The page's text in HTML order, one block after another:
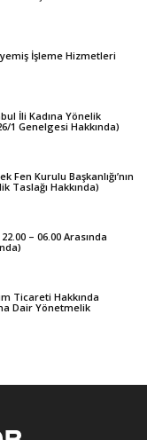
İşleme Hizmetleri
İli Kadına Yönelik
1 Genelgesi Hakkında)
Fen Kurulu Başkanlığı’nın
Taslağı Hakkında)
– 06.00 Arasında
Ticareti Hakkında
Dair Yönetmelik